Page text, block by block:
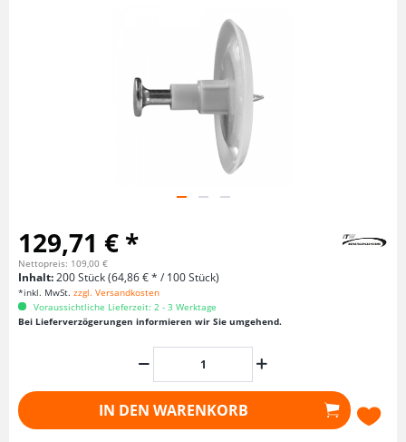
129,71 € *
Nettopreis: 109,00 €
Inhalt:200 Stück (64,86 € * / 100 Stück)
*inkl. MwSt. zzgl. Versandkosten
Voraussichtliche Lieferzeit: 2 - 3 Werktage
Bei Lieferverzögerungen informieren wir Sie umgehend.
IN DEN WARENKORB